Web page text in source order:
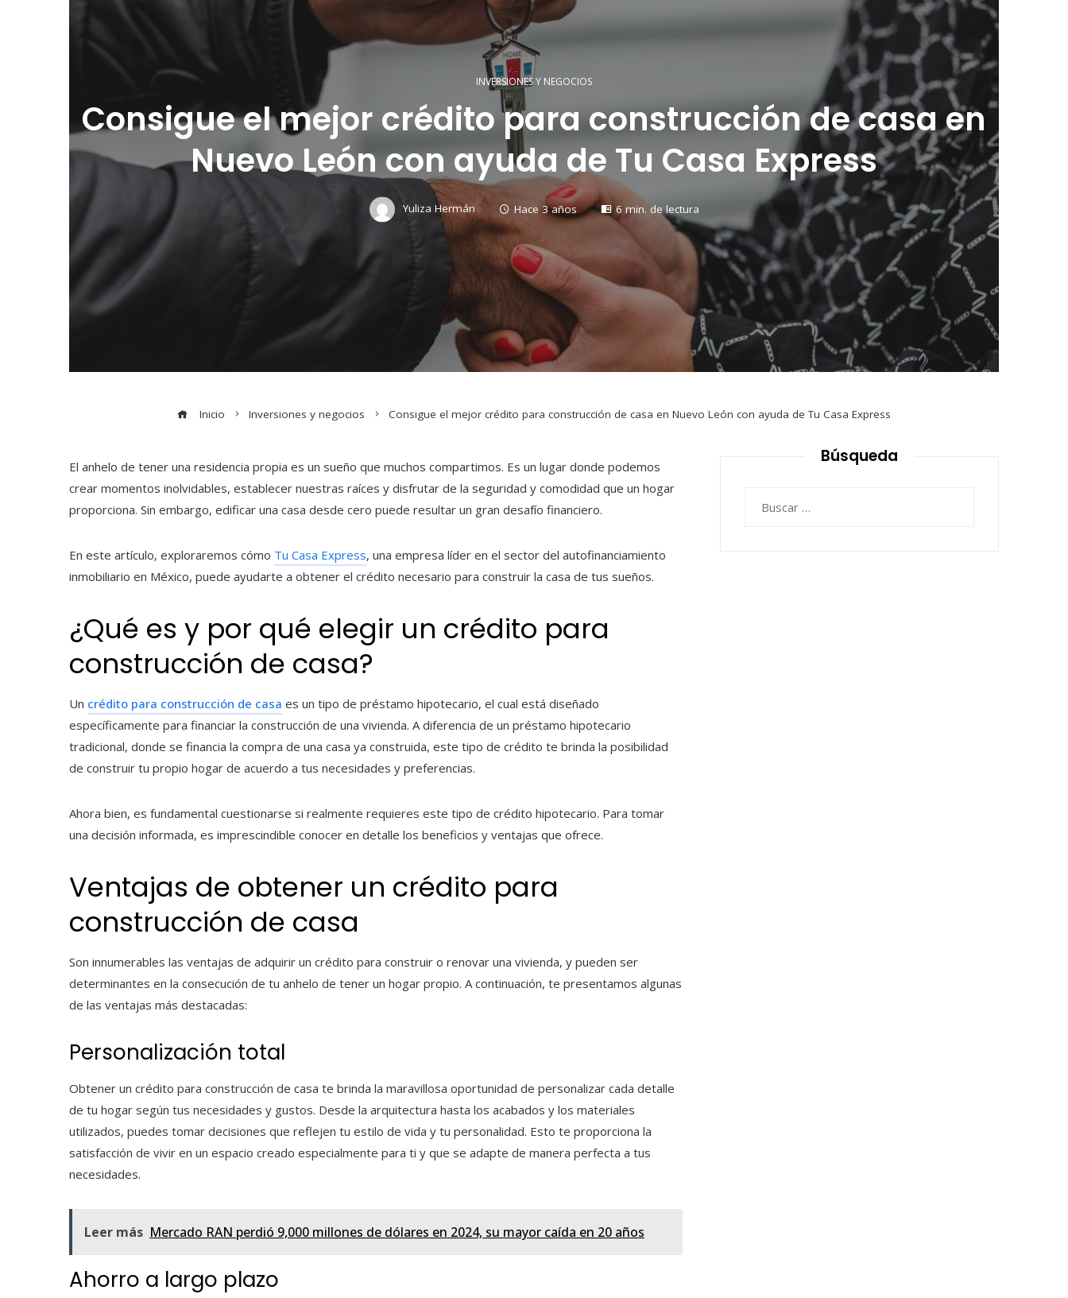
INVERSIONES Y NEGOCIOS
Consigue el mejor crédito para construcción de casa en
Nuevo León con ayuda de Tu Casa Express
Yuliza Hermán Hace 3 años 6 min. de lectura
Inicio Inversiones y negocios Consigue el mejor crédito para construcción de casa en Nuevo León con ayuda de Tu Casa Express
El anhelo de tener una residencia propia es un sueño que muchos compartimos. Es un lugar donde podemos
crear momentos inolvidables, establecer nuestras raíces y disfrutar de la seguridad y comodidad que un hogar
proporciona. Sin embargo, edificar una casa desde cero puede resultar un gran desafío financiero.
En este artículo, exploraremos cómo Tu Casa Express, una empresa líder en el sector del autofinanciamiento
inmobiliario en México, puede ayudarte a obtener el crédito necesario para construir la casa de tus sueños.
¿Qué es y por qué elegir un crédito para
construcción de casa?
Un crédito para construcción de casa es un tipo de préstamo hipotecario, el cual está diseñado
específicamente para financiar la construcción de una vivienda. A diferencia de un préstamo hipotecario
tradicional, donde se financia la compra de una casa ya construida, este tipo de crédito te brinda la posibilidad
de construir tu propio hogar de acuerdo a tus necesidades y preferencias.
Ahora bien, es fundamental cuestionarse si realmente requieres este tipo de crédito hipotecario. Para tomar
una decisión informada, es imprescindible conocer en detalle los beneficios y ventajas que ofrece.
Ventajas de obtener un crédito para
construcción de casa
Son innumerables las ventajas de adquirir un crédito para construir o renovar una vivienda, y pueden ser
determinantes en la consecución de tu anhelo de tener un hogar propio. A continuación, te presentamos algunas
de las ventajas más destacadas:
Personalización total
Obtener un crédito para construcción de casa te brinda la maravillosa oportunidad de personalizar cada detalle
de tu hogar según tus necesidades y gustos. Desde la arquitectura hasta los acabados y los materiales
utilizados, puedes tomar decisiones que reflejen tu estilo de vida y tu personalidad. Esto te proporciona la
satisfacción de vivir en un espacio creado especialmente para ti y que se adapte de manera perfecta a tus
necesidades.
Leer más Mercado RAN perdió 9,000 millones de dólares en 2024, su mayor caída en 20 años
Ahorro a largo plazo
Búsqueda